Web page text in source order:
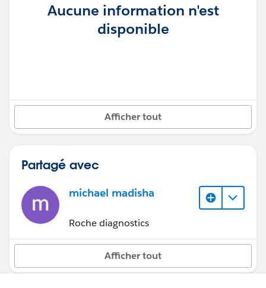
Aucune information n'est
disponible
Afficher tout
Partagé avec
michael madisha
Roche diagnostics
Afficher tout